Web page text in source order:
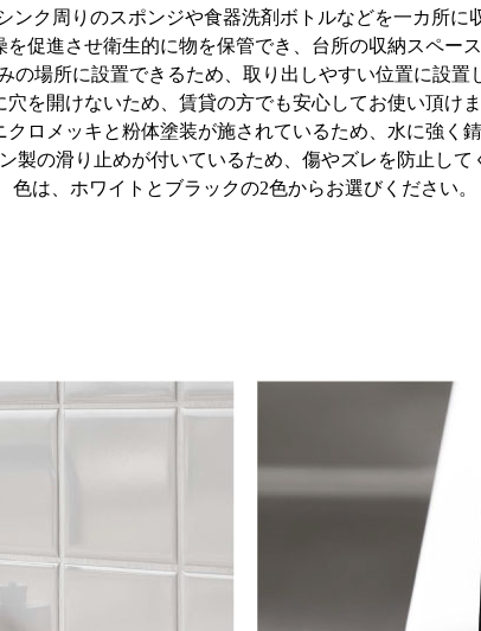
ンク周りのスポンジや食器洗剤ボトルなどを一カ所に
促進させ衛生的に物を保管でき、台所の収納スペー
の場所に設置できるため、取り出しやすい位置に設置
穴を開けないため、賃貸の方でも安心してお使い頂けま
クロメッキと粉体塗装が施されているため、水に強く
製の滑り止めが付いているため、傷やズレを防止して
色は、ホワイトとブラックの2色からお選びください。